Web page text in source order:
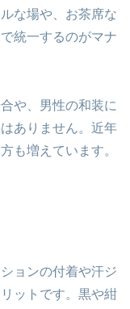
な場や、お茶席な
統一するのがマナ
や、男性の和装に
ありません。近年
も増えています。
ョンの付着や汗ジ
ットです。黒や紺